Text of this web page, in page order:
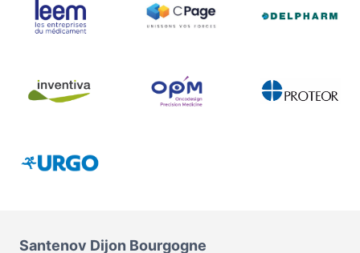
Santenov Dijon Bourgogne